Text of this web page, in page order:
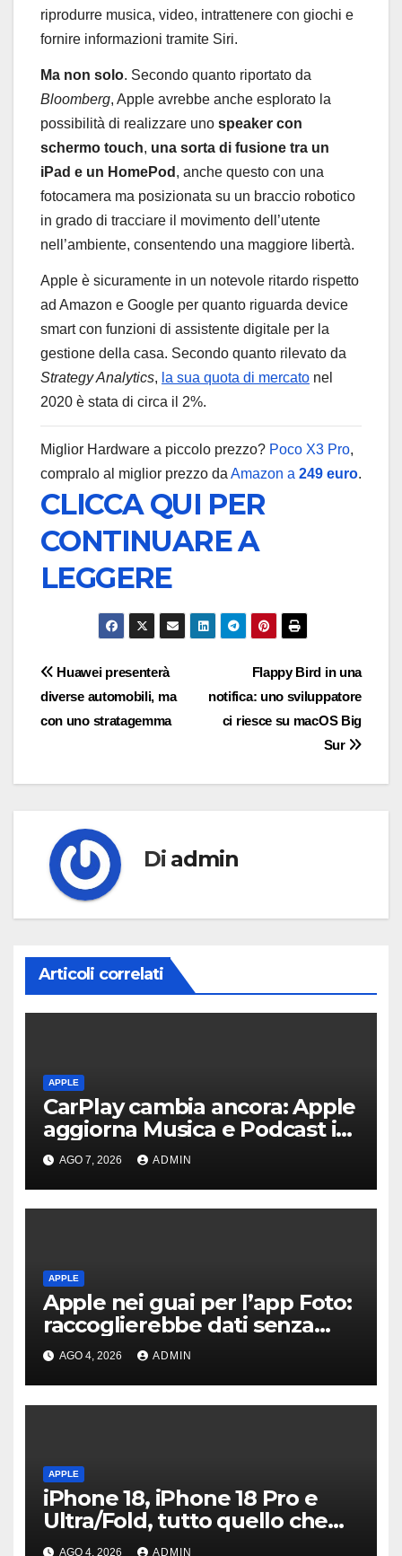
riprodurre musica, video, intrattenere con giochi e
fornire informazioni tramite Siri.
Ma non solo. Secondo quanto riportato da
Bloomberg, Apple avrebbe anche esplorato la
possibilità di realizzare uno speaker con
schermo touch, una sorta di fusione tra un
iPad e un HomePod , anche questo con una
fotocamera ma posizionata su un braccio robotico
in grado di tracciare il movimento dell’utente
nell’ambiente, consentendo una maggiore libertà.
Apple è sicuramente in un notevole ritardo rispetto
ad Amazon e Google per quanto riguarda device
smart con funzioni di assistente digitale per la
gestione della casa. Secondo quanto rilevato da
Strategy Analytics, la sua quota di mercato nel
2020 è stata di circa il 2%.
Miglior Hardware a piccolo prezzo? Poco X3 Pro,
compralo al miglior prezzo daAmazon a 249 euro.
CLICCA QUI PER
CONTINUARE A
LEGGERE
Navigazione
articoli
Flappy Bird in una
notifica: uno sviluppatore
ci riesce su macOS Big
Sur
Huawei presenterà
diverse automobili, ma
con uno stratagemma
Di admin
Articoli correlati
APPLE
CarPlay cambia ancora: Apple
aggiorna Musica e Podcast in
auto
AGO 7, 2026 ADMIN
APPLE
Apple nei guai per l’app Foto:
raccoglierebbe dati senza
consenso
AGO 4, 2026 ADMIN
APPLE
iPhone 18, iPhone 18 Pro e
Ultra/Fold, tutto quello che
sappiamo ad oggi
AGO 4, 2026 ADMIN